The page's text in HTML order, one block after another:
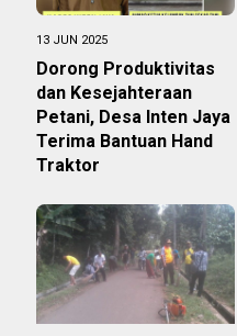
13 JUN 2025
Dorong Produktivitas
dan Kesejahteraan
Petani, Desa Inten Jaya
Terima Bantuan Hand
Traktor